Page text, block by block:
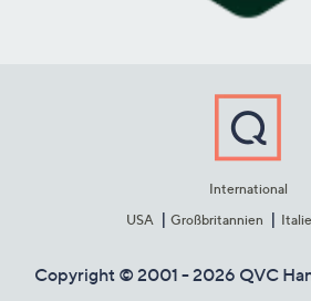
International
USA
Großbritannien
Copyright © 2001 - 2026 QVC